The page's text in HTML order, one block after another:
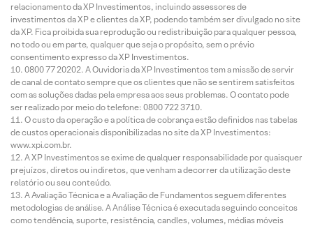
relacionamento da XP Investimentos, incluindo assessores de
investimentos da XP e clientes da XP, podendo também ser divulgado no site
da XP. Fica proibida sua reprodução ou redistribuição para qualquer pessoa,
no todo ou em parte, qualquer que seja o propósito, sem o prévio
consentimento expresso da XP Investimentos.
0800 77 20202. A Ouvidoria da XP Investimentos tem a missão de servir
de canal de contato sempre que os clientes que não se sentirem satisfeitos
com as soluções dadas pela empresa aos seus problemas. O contato pode
ser realizado por meio do telefone: 0800 722 3710.
O custo da operação e a política de cobrança estão definidos nas tabelas
de custos operacionais disponibilizadas no site da XP Investimentos:
www.xpi.com.br.
A XP Investimentos se exime de qualquer responsabilidade por quaisquer
prejuízos, diretos ou indiretos, que venham a decorrer da utilização deste
relatório ou seu conteúdo.
A Avaliação Técnica e a Avaliação de Fundamentos seguem diferentes
metodologias de análise. A Análise Técnica é executada seguindo conceitos
como tendência, suporte, resistência, candles, volumes, médias móveis